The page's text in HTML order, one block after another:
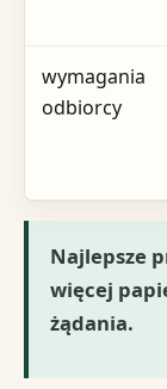
wymagania
odbiorcy
Najlepsze
więcej
żądania.